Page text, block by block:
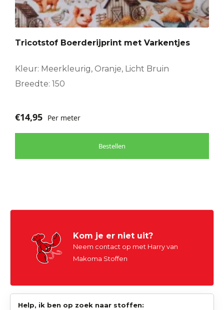
Tricotstof Boerderijprint met Varkentjes
Kleur: Meerkleurig, Oranje, Licht Bruin
Breedte: 150
€14,95 Per meter
Bestellen
Kom je er niet uit?
Neem contact op met Harry van
Makoma Stoffen
Help, ik ben op zoek naar stoffen: